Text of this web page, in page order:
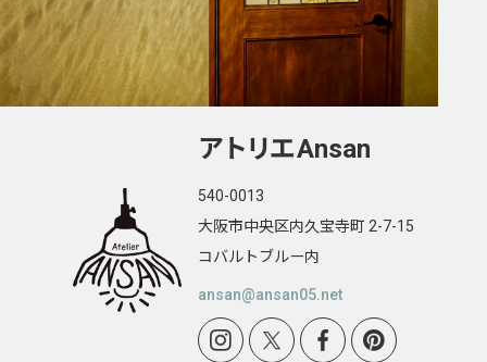
アトリエAnsan
540-0013
大阪市中央区内久宝寺町 2-7-15
コバルトブルー内
ansan@ansan05.net